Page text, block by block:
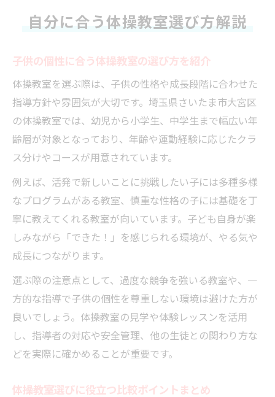
自分に合う体操教室選び方解説
子供の個性に合う体操教室の選び方を紹介
体操教室を選ぶ際は、子供の性格や成長段階に合わせた
指導方針や雰囲気が大切です。埼玉県さいたま市大宮区
の体操教室では、幼児から小学生、中学生まで幅広い年
齢層が対象となっており、年齢や運動経験に応じたクラ
ス分けやコースが用意されています。
例えば、活発で新しいことに挑戦したい子には多種多様
なプログラムがある教室、慎重な性格の子には基礎を丁
寧に教えてくれる教室が向いています。子ども自身が楽
しみながら「できた！」を感じられる環境が、やる気や
成長につながります。
選ぶ際の注意点として、過度な競争を強いる教室や、一
方的な指導で子供の個性を尊重しない環境は避けた方が
良いでしょう。体操教室の見学や体験レッスンを活用
し、指導者の対応や安全管理、他の生徒との関わり方な
どを実際に確かめることが重要です。
体操教室選びに役立つ比較ポイントまとめ